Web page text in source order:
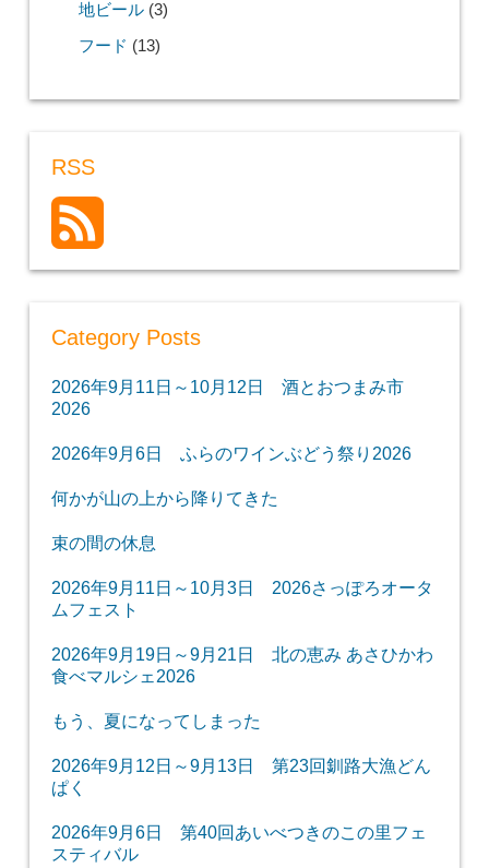
地ビール(3)
フード (13)
RSS
Category Posts
2026年9月11日～10月12日 酒とおつまみ市
2026
2026年9月6日 ふらのワインぶどう祭り2026
何かが山の上から降りてきた
束の間の休息
2026年9月11日～10月3日 2026さっぽろオータ
ムフェスト
2026年9月19日～9月21日 北の恵み あさひかわ
食べマルシェ2026
もう、夏になってしまった
2026年9月12日～9月13日 第23回釧路大漁どん
ぱく
2026年9月6日 第40回あいべつきのこの里フェ
スティバル